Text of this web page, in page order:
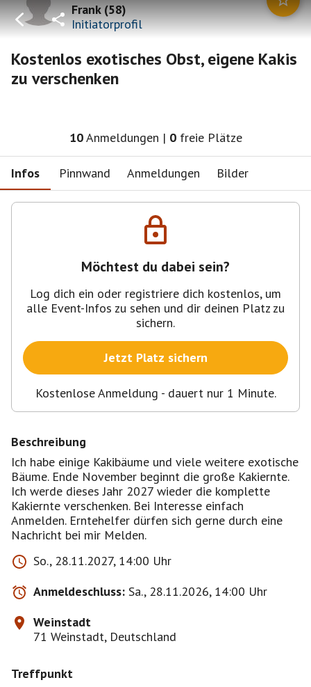
Frank(58)
Initiatorprofil
Kostenlos exotisches Obst, eigene Kakis
zu verschenken
10Anmeldungen | 0 freie Plätze
Infos Pinnwand Anmeldungen Bilder
Möchtest du dabei sein?
Log dich ein oder registriere dich kostenlos, um
alle Event-Infos zu sehen und dir deinen Platz zu
sichern.
Jetzt Platz sichern
Kostenlose Anmeldung - dauert nur 1 Minute.
Beschreibung
Ich habe einige Kakibäume und viele weitere exotische
Bäume. Ende November beginnt die große Kakiernte.
Ich werde dieses Jahr 2027 wieder die komplette
Kakiernte verschenken. Bei Interesse einfach
Anmelden. Erntehelfer dürfen sich gerne durch eine
Nachricht bei mir Melden.
So., 28.11.2027, 14:00 Uhr
Anmeldeschluss: Sa., 28.11.2026, 14:00 Uhr
Weinstadt
71 Weinstadt, Deutschland
Treffpunkt